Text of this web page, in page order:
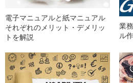
電子マニュアルと紙マニュアル
それぞれのメリット・デメリッ
トを解説
業
ル